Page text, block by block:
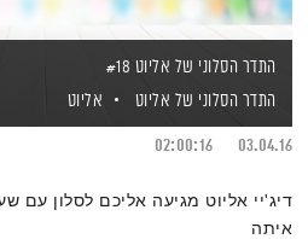
התדר הסלוני של אליוט #18
התדר הסלוני של אליוט
אליוט
03.04.16
02:00:16
דיג'יי אליוט מגיעה אליכם לסלון עם
איתה